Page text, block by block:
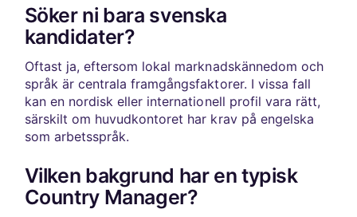
Söker ni bara svenska
kandidater?
Oftast ja, eftersom lokal marknadskännedom och
språk är centrala framgångsfaktorer. I vissa fall
kan en nordisk eller internationell profil vara rätt,
särskilt om huvudkontoret har krav på engelska
som arbetsspråk.
Vilken bakgrund har en typisk
Country Manager?